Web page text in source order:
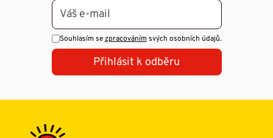
Souhlasím sezpracovánímsvých osobních údajů.
Přihlásit k odběru